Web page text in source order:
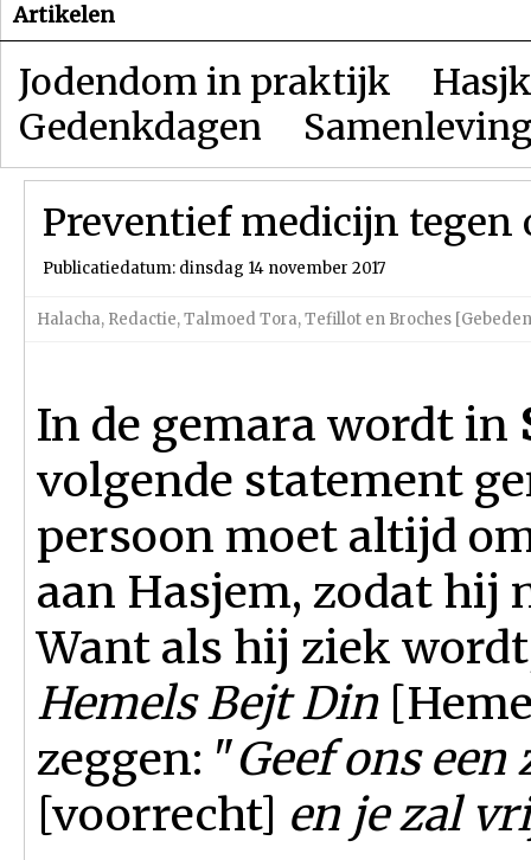
Artikelen
Jodendom in praktijk
Gedenkdagen
Preventief medicijn tegen
Publicatiedatum: dinsdag 14 november 2017
Halacha, Redactie,Talmoed Tora,Tefillot en Broches
In de gemara wordt in
volgende statement
persoon moet altijd
aan Hasjem, zodat hij
Want als hij ziek
Hemels Bejt Din
zeggen: "Geef ons een
[voorrecht] en je zal